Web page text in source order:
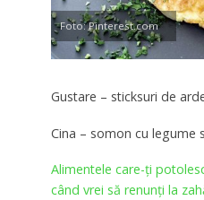
Foto: Pinterest.com
Gustare – sticksuri de
Cina – somon cu legume
Alimentele care-ţi
când vrei să renunți la